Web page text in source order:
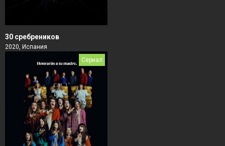
30 сребреников
2020, Испания
Сериал